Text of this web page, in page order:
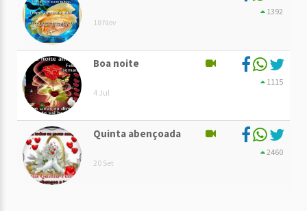
18 Nov
1392
Boa noite
4 Jul
1115
Quinta abençoada
20 Set
2460